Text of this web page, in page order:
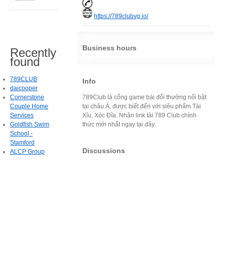
https://789clubvg.io/
Business hours
Info
789Club là cổng game bài đổi thưởng nổi bật
tại châu Á, được biết đến với siêu phẩm Tài
Xỉu, Xóc Đĩa. Nhận link tải 789 Club chính
thức mới nhất ngay tại đây.
Discussions
Recently
found
789CLUB
daicooper
Cornerstone
Couple Home
Services
Goldfish Swim
School -
Stamford
ALCP Group